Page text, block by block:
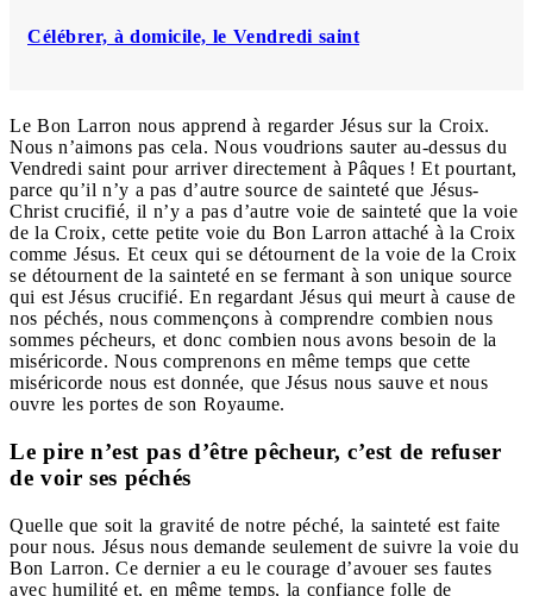
Célébrer, à domicile, le Vendredi saint
Le Bon Larron nous apprend à regarder Jésus sur la Croix.
Nous n’aimons pas cela. Nous voudrions sauter au-dessus du
Vendredi saint pour arriver directement à Pâques ! Et pourtant,
parce qu’il n’y a pas d’autre source de sainteté que Jésus-
Christ crucifié, il n’y a pas d’autre voie de sainteté que la voie
de la Croix, cette petite voie du Bon Larron attaché à la Croix
comme Jésus. Et ceux qui se détournent de la voie de la Croix
se détournent de la sainteté en se fermant à son unique source
qui est Jésus crucifié. En regardant Jésus qui meurt à cause de
nos péchés, nous commençons à comprendre combien nous
sommes pécheurs, et donc combien nous avons besoin de la
miséricorde. Nous comprenons en même temps que cette
miséricorde nous est donnée, que Jésus nous sauve et nous
ouvre les portes de son Royaume.
Le pire n’est pas d’être pêcheur, c’est de refuser
de voir ses péchés
Quelle que soit la gravité de notre péché, la sainteté est faite
pour nous. Jésus nous demande seulement de suivre la voie du
Bon Larron. Ce dernier a eu le courage d’avouer ses fautes
avec humilité et, en même temps, la confiance folle de